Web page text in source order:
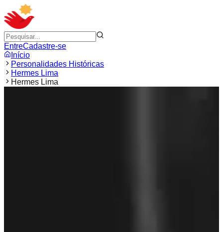
EntreCadastre-se
Início
Personalidades Históricas
Hermes Lima
Hermes Lima